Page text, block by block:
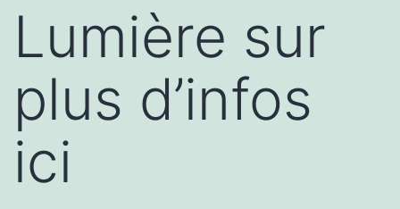
Lumière sur
plus d’infos
ici